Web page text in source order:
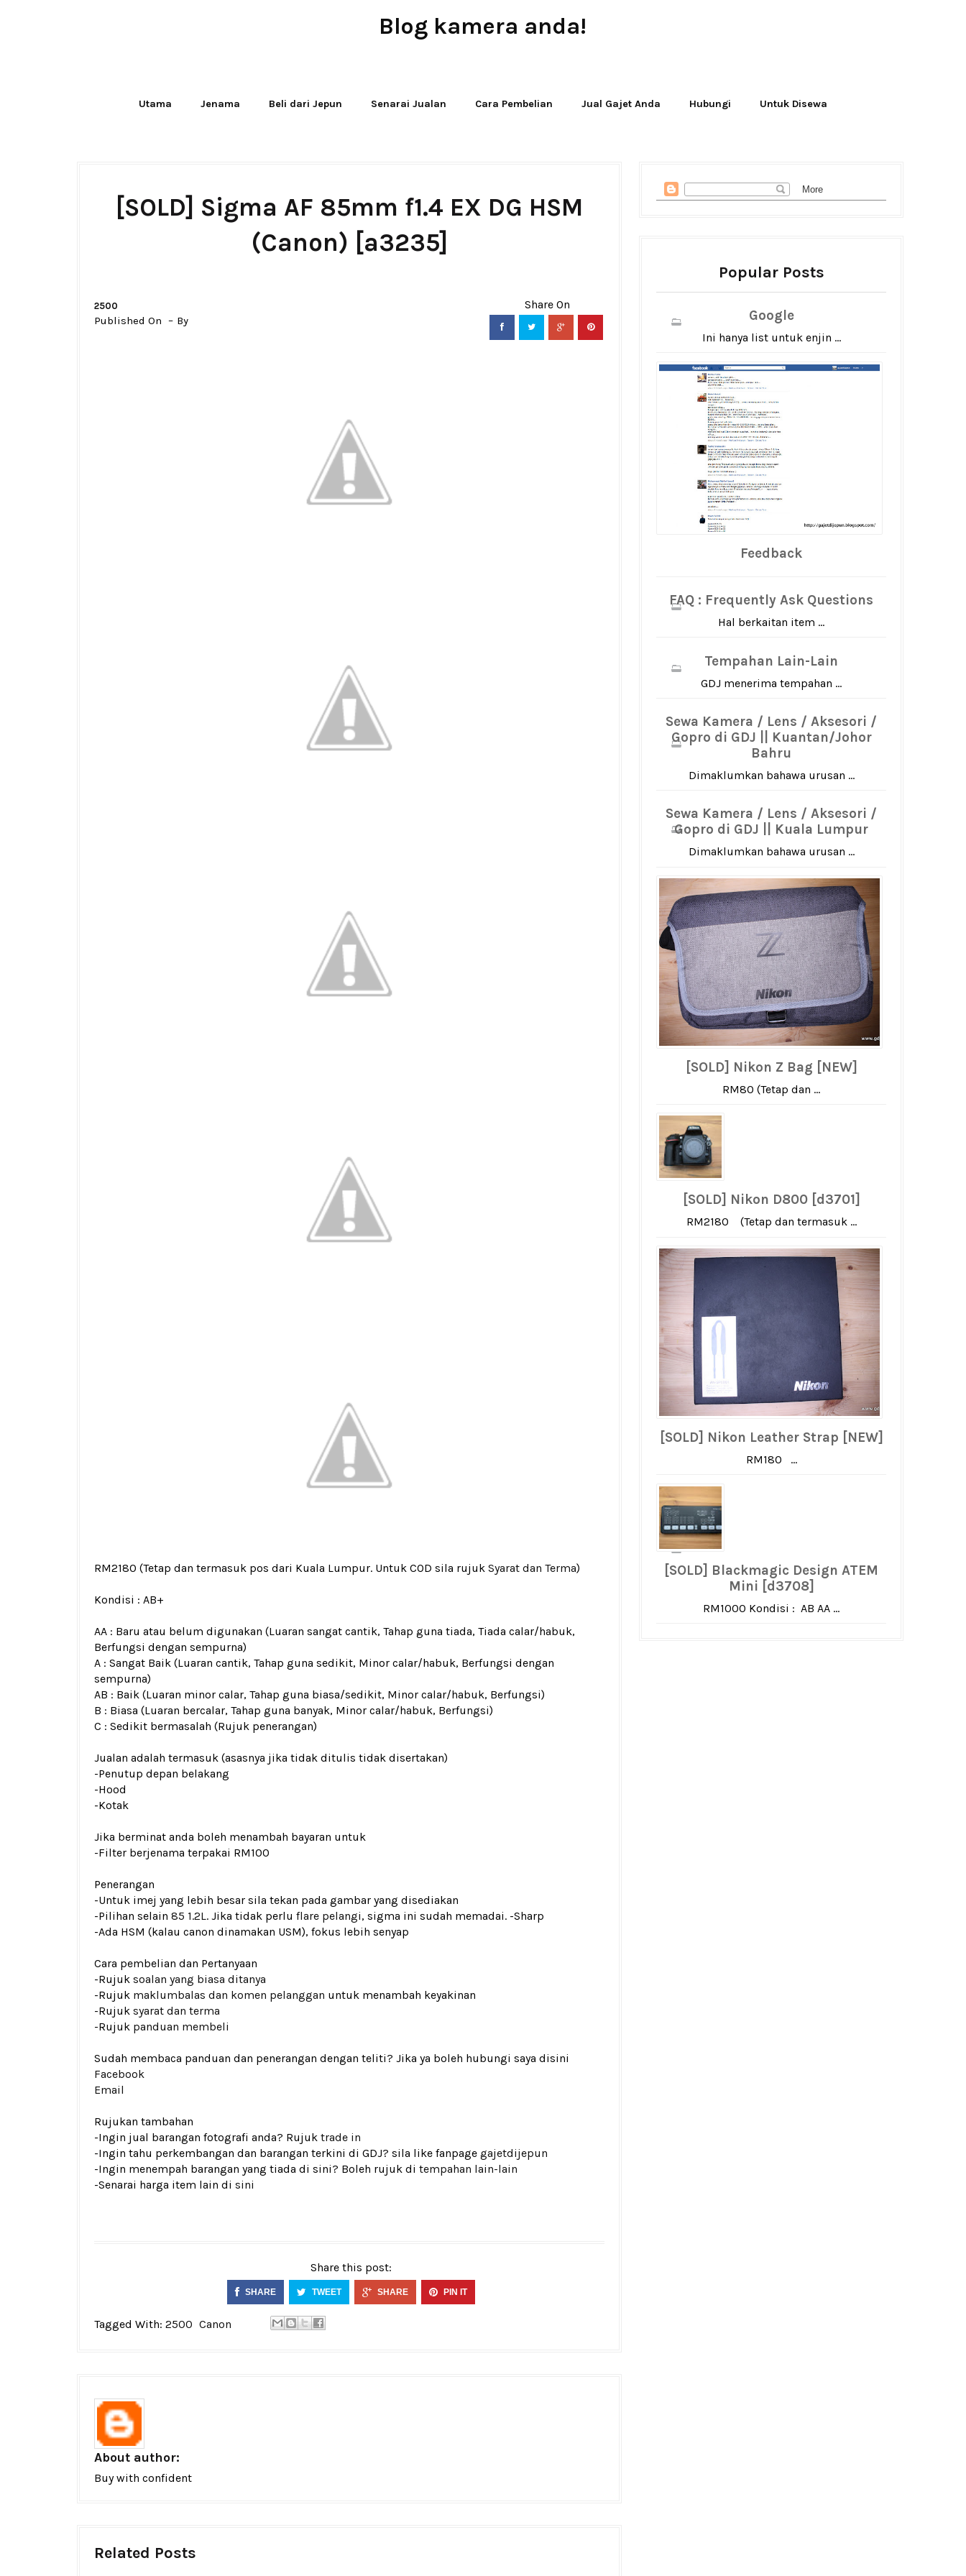
Blog kamera anda!
Utama Jenama Beli dari Jepun Senarai Jualan Cara Pembelian Jual Gajet Anda Hubungi Untuk Disewa
[SOLD] Sigma AF 85mm f1.4 EX DG HSM
(Canon) [a3235]
2500
Published On By
RM2180 (Tetap dan termasuk pos dari Kuala Lumpur. Untuk COD sila rujuk Syarat dan Terma)
Kondisi : AB+
AA : Baru atau belum digunakan (Luaran sangat cantik, Tahap guna tiada, Tiada calar/habuk,
Berfungsi dengan sempurna)
A : Sangat Baik (Luaran cantik, Tahap guna sedikit, Minor calar/habuk, Berfungsi dengan
sempurna)
AB : Baik (Luaran minor calar, Tahap guna biasa/sedikit, Minor calar/habuk, Berfungsi)
B : Biasa (Luaran bercalar, Tahap guna banyak, Minor calar/habuk, Berfungsi)
C : Sedikit bermasalah (Rujuk penerangan)
Jualan adalah termasuk (asasnya jika tidak ditulis tidak disertakan)
-Penutup depan belakang
-Hood
-Kotak
Jika berminat anda boleh menambah bayaran untuk
-Filter berjenama terpakai RM100
Penerangan
-Untuk imej yang lebih besar sila tekan pada gambar yang disediakan
-Pilihan selain 85 1.2L. Jika tidak perlu flare pelangi, sigma ini sudah memadai. -Sharp
-Ada HSM (kalau canon dinamakan USM), fokus lebih senyap
Cara pembelian dan Pertanyaan
-Rujuk soalan yang biasa ditanya
-Rujuk maklumbalas dan komen pelanggan untuk menambah keyakinan
-Rujuk syarat dan terma
-Rujuk panduan membeli
Sudah membaca panduan dan penerangan dengan teliti? Jika ya boleh hubungi saya disini
Facebook
Email
Rujukan tambahan
-Ingin jual barangan fotografi anda? Rujuk trade in
-Ingin tahu perkembangan dan barangan terkini di GDJ? sila like fanpage gajetdijepun
-Ingin menempah barangan yang tiada di sini? Boleh rujuk di tempahan lain-lain
-Senarai harga item lain di sini
Share this post:
SHARE TWEET SHARE PIN IT
Tagged With: 2500 Canon
About author:
Buy with confident
Related Posts
Popular Posts
Google
Ini hanya list untuk enjin ...
Feedback
FAQ : Frequently Ask Questions
Hal berkaitan item ...
Tempahan Lain-Lain
GDJ menerima tempahan ...
Sewa Kamera / Lens / Aksesori /
Gopro di GDJ || Kuantan/Johor
Bahru
Dimaklumkan bahawa urusan ...
Sewa Kamera / Lens / Aksesori /
Gopro di GDJ || Kuala Lumpur
Dimaklumkan bahawa urusan ...
[SOLD] Nikon Z Bag [NEW]
RM80 (Tetap dan ...
[SOLD] Nikon D800 [d3701]
RM2180 (Tetap dan termasuk ...
[SOLD] Nikon Leather Strap [NEW]
RM180 ...
[SOLD] Blackmagic Design ATEM
Mini [d3708]
RM1000 Kondisi : AB AA ...